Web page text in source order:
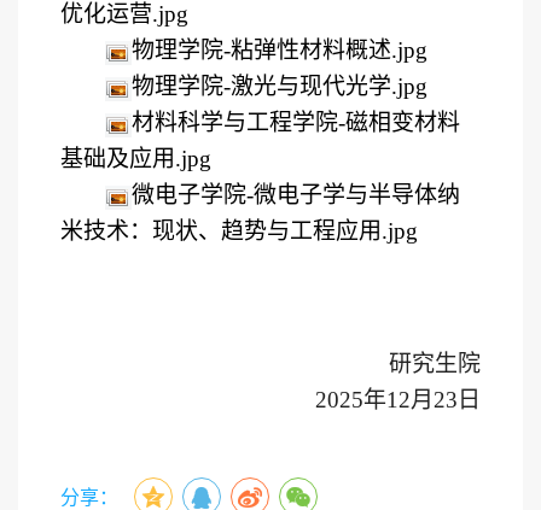
优化运营.jpg
物理学院-粘弹性材料概述.jpg
物理学院-激光与现代光学.jpg
材料科学与工程学院-磁相变材料
基础及应用.jpg
微电子学院-微电子学与半导体纳
米技术：现状、趋势与工程应用.jpg
研究生院
2025年12月 23 日
分享：